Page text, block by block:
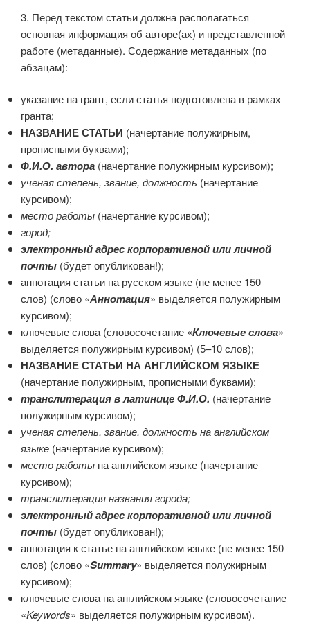
3. Перед текстом статьи должна располагаться
основная информация об авторе(ах) и представленной
работе (метаданные). Содержание метаданных (по
абзацам):
указание на грант, если статья подготовлена в рамках
гранта;
НАЗВАНИЕ СТАТЬИ (начертание полужирным,
прописными буквами);
Ф.И.О. автора (начертание полужирным курсивом);
ученая степень, звание, должность (начертание
курсивом);
место работы (начертание курсивом);
город;
электронный адрес корпоративной или личной
почты (будет опубликован!);
аннотация статьи на русском языке (не менее 150
слов) (слово «Аннотация» выделяется полужирным
курсивом);
ключевые слова (словосочетание «Ключевые слова»
выделяется полужирным курсивом) (5–10 слов);
НАЗВАНИЕ СТАТЬИ НА АНГЛИЙСКОМ ЯЗЫКЕ
(начертание полужирным, прописными буквами);
транслитерация в латинице Ф.И.О. (начертание
полужирным курсивом);
ученая степень, звание, должность на английском
языке (начертание курсивом);
место работы на английском языке (начертание
курсивом);
транслитерация названия города;
электронный адрес корпоративной или личной
почты (будет опубликован!);
аннотация к статье на английском языке (не менее 150
слов) (слово «Summary» выделяется полужирным
курсивом);
ключевые слова на английском языке (словосочетание
«Keywords» выделяется полужирным курсивом).